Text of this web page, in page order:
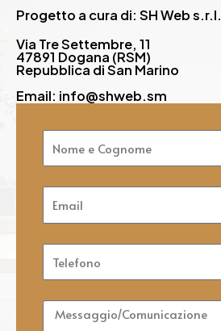
Progetto a cura di: SH Web s.r.l.
Via Tre Settembre, 11
47891 Dogana (RSM)
Repubblica di San Marino
Email: info@shweb.sm
Nome
e
Cognome
Email
Telefono
Messaggio/Comunicazione